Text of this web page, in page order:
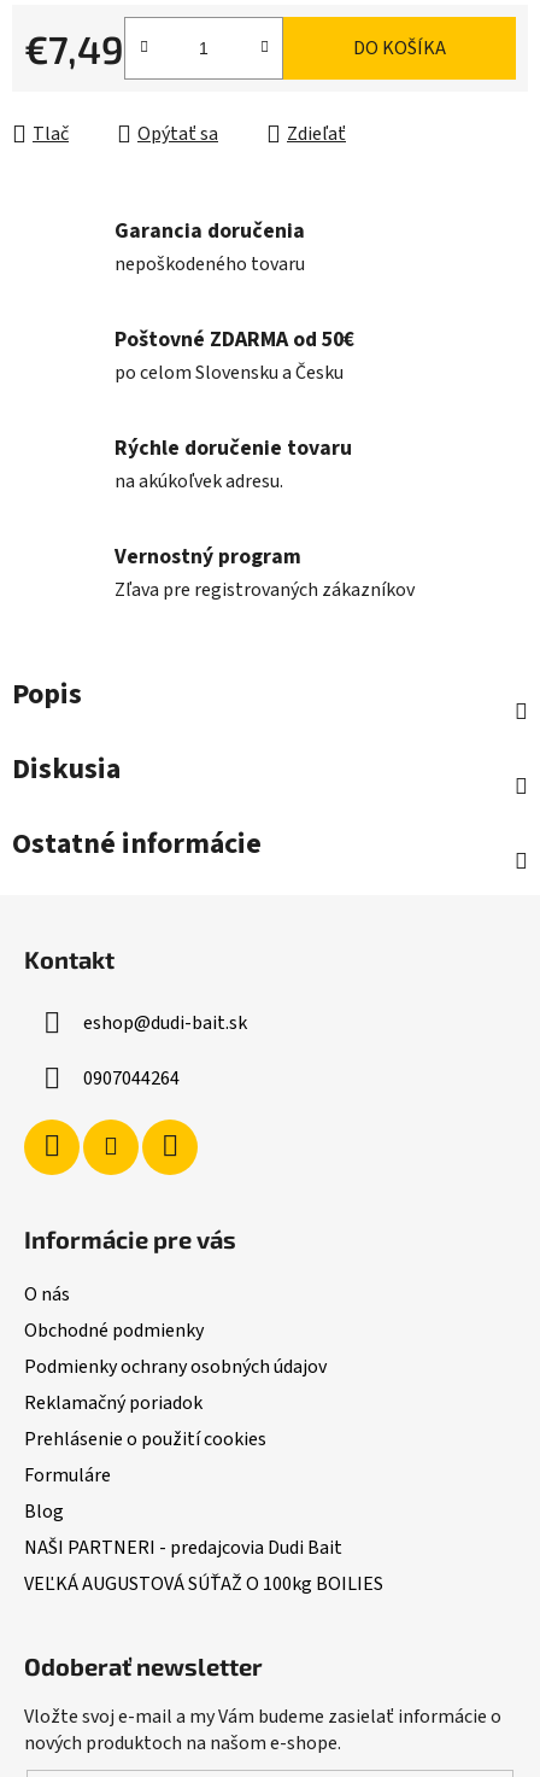
€7,49
Jednotková cena:
DO KOŠÍKA
Tlač Opýtať sa Zdieľať
Garancia doručenia
nepoškodeného tovaru
Poštovné ZDARMA od 50€
po celom Slovensku a Česku
Rýchle doručenie tovaru
na akúkoľvek adresu.
Vernostný program
Zľava pre registrovaných zákazníkov
Popis
Diskusia
Ostatné informácie
Kontakt
eshop@dudi-bait.sk
0907044264
Informácie pre vás
O nás
Obchodné podmienky
Podmienky ochrany osobných údajov
Reklamačný poriadok
Prehlásenie o použití cookies
Formuláre
Blog
NAŠI PARTNERI - predajcovia Dudi Bait
VEĽKÁ AUGUSTOVÁ SÚŤAŽ O 100kg BOILIES
Odoberať newsletter
Vložte svoj e-mail a my Vám budeme zasielať informácie o
nových produktoch na našom e-shope.